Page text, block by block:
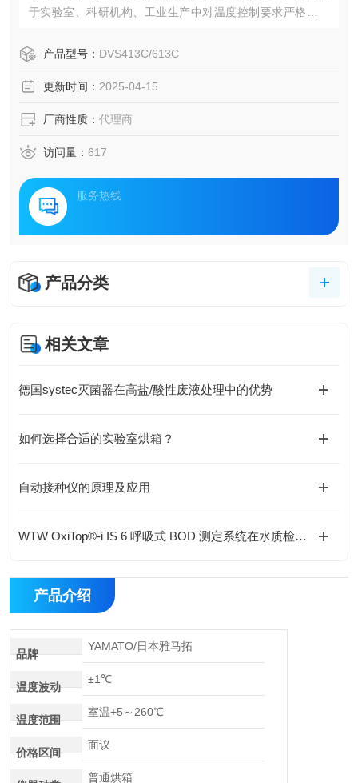
于实验室、科研机构、工业生产中对温度控制要求严格的干
产品型号： DVS413C/613C
更新时间： 2025-04-15
厂商性质： 代理商
访问量： 617
服务热线
产品分类
相关文章
德国systec灭菌器在高盐/酸性废液处理中的优势
如何选择合适的实验室烘箱？
自动接种仪的原理及应用
WTW OxiTop®-i IS 6 呼吸式 BOD 测定系统在水质检测中的应用
产品介绍
品牌
YAMATO/日本雅马拓
温度波动
±1℃
温度范围
室温+5～260℃
价格区间
面议
普通烘箱